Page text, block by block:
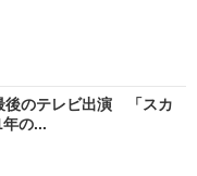
後のテレビ出演 「スカ
の...